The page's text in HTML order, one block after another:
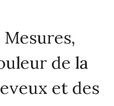
de la
et des